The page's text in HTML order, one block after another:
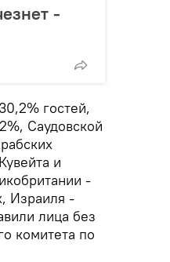
-
гостей,
Саудовской
и
-
Израиля -
лица без
комитета по